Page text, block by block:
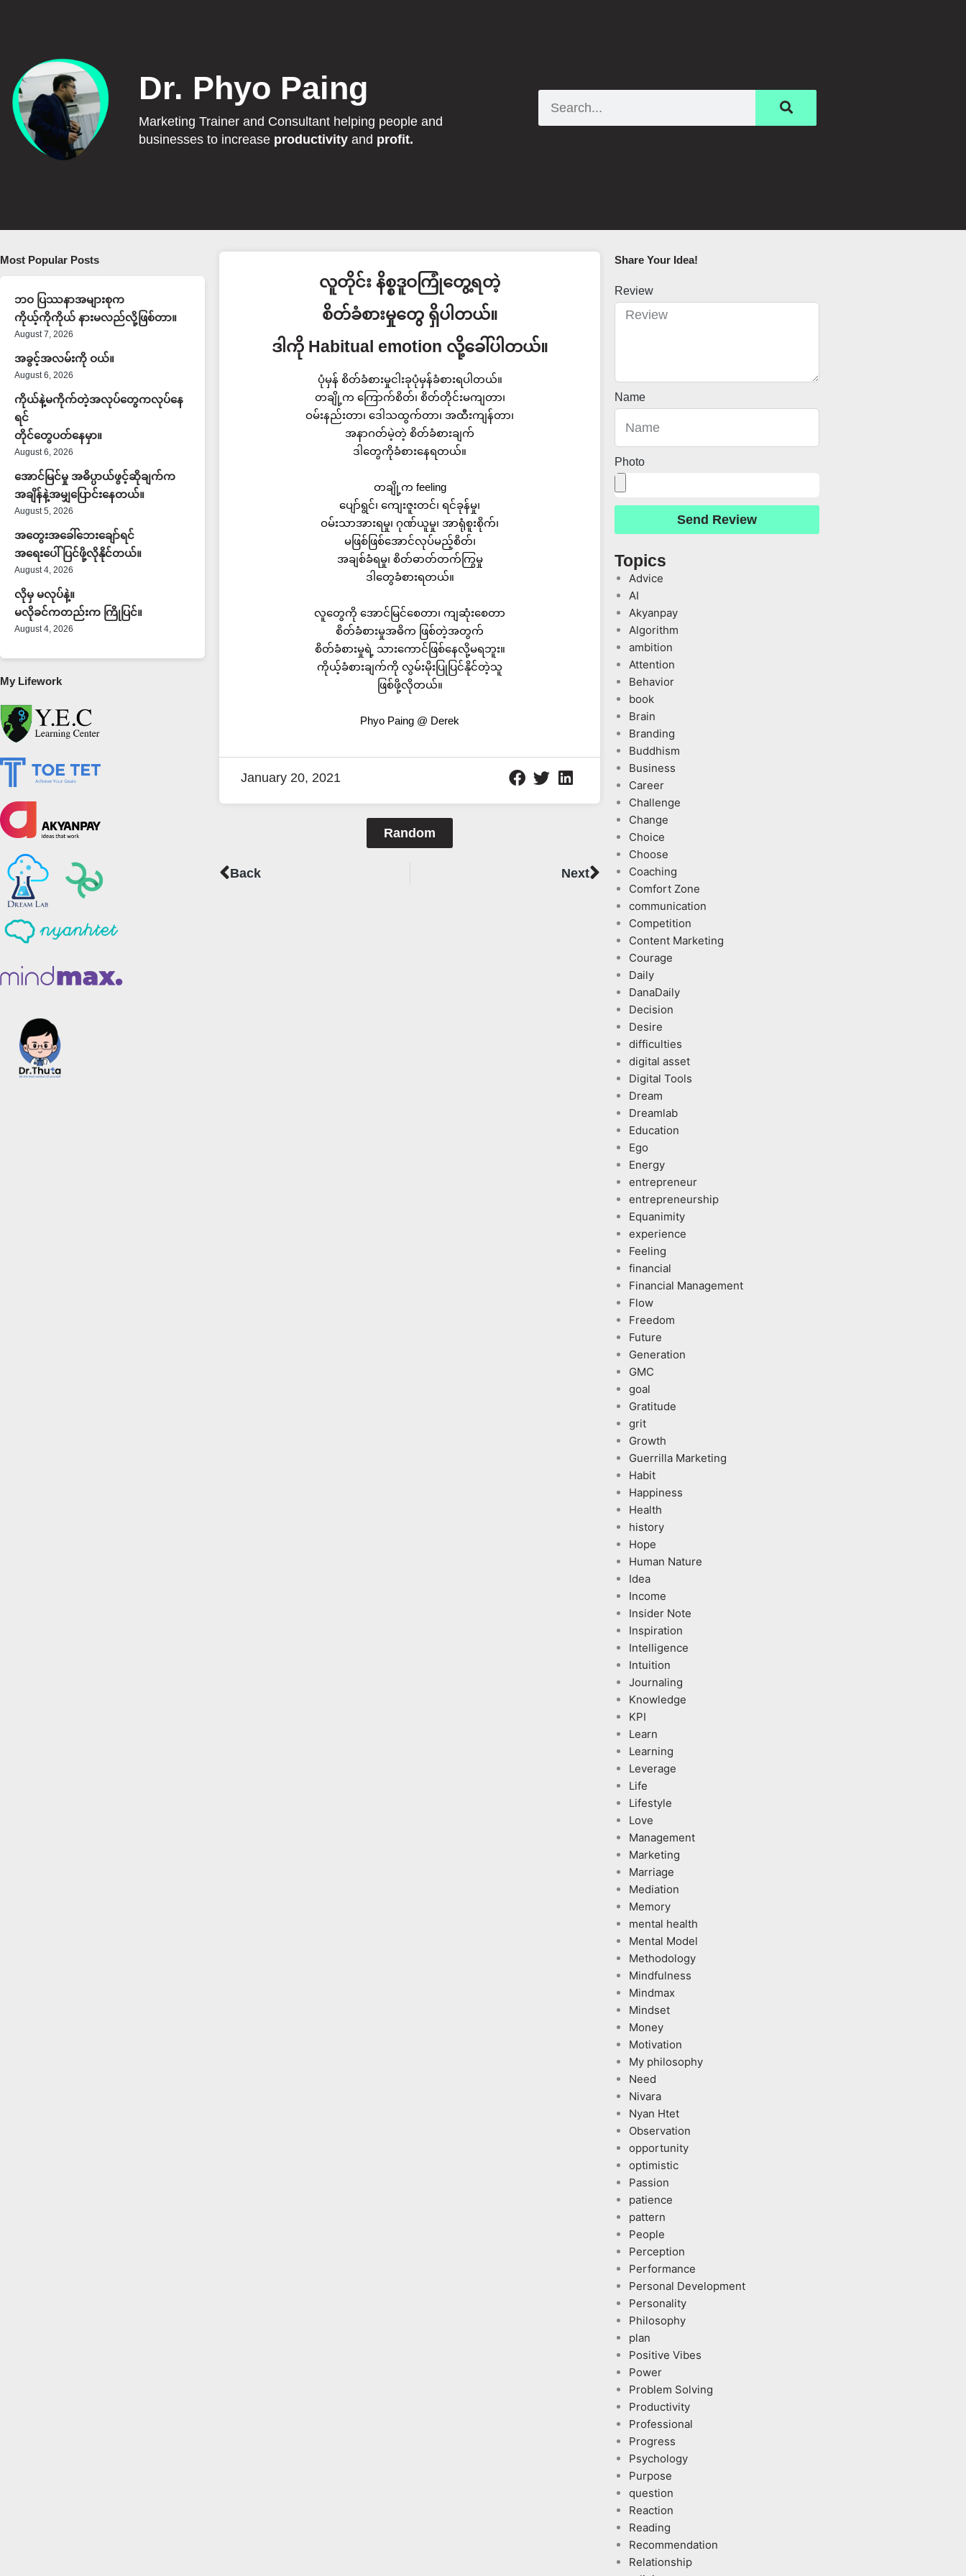
Dr. Phyo Paing
Marketing Trainer and Consultant helping people and
businesses to increase productivityand profit.
Most Popular Posts
ဘဝ ပြဿနာအများစုက
ကိုယ့်ကိုကိုယ် နားမလည်လို့ဖြစ်တာ။
August 7, 2026
အခွင့်အလမ်းကို ဝယ်။
August 6, 2026
ကိုယ်နဲ့မကိုက်တဲ့အလုပ်တွေကလုပ်နေ
ရင်
တိုင်တွေပတ်နေမှာ။
August 6, 2026
အောင်မြင်မှု အဓိပ္ပာယ်ဖွင့်ဆိုချက်က
အချိန်နဲ့အမျှပြောင်းနေတယ်။
August 5, 2026
အတွေးအခေါ်ဘေးချော်ရင်
အရေးပေါ်ပြင်ဖို့လိုနိုင်တယ်။
August 4, 2026
လိုမှ မလုပ်နဲ့။
မလိုခင်ကတည်းက ကြိုပြင်။
August 4, 2026
My Lifework
လူတိုင်း နိစ္စဒူဝကြုံတွေ့ရတဲ့
စိတ်ခံစားမှုတွေ ရှိပါတယ်။
ဒါကို Habitual emotion လို့ခေါ်ပါတယ်။
ပုံမှန် စိတ်ခံစားမှုငါးခုပုံမှန်ခံစားရပါတယ်။
တချို့က ကြောက်စိတ်၊ စိတ်တိုင်းမကျတာ၊
ဝမ်းနည်းတာ၊ ဒေါသထွက်တာ၊ အထီးကျန်တာ၊
အနာဂတ်မဲ့တဲ့ စိတ်ခံစားချက်
ဒါတွေကိုခံစားနေရတယ်။
တချို့က feeling
ပျော်ရွင်၊ ကျေးဇူးတင်၊ ရင်ခုန်မှု၊
ဝမ်းသာအားရမှု၊ ဂုဏ်ယူမှု၊ အာရုံစူးစိုက်၊
မဖြစ်ဖြစ်အောင်လုပ်မည့်စိတ်၊
အချစ်ခံရမှု၊ စိတ်ဓာတ်တက်ကြွမှု
ဒါတွေခံစားရတယ်။
လူတွေကို အောင်မြင်စေတာ၊ ကျဆုံးစေတာ
စိတ်ခံစားမှုအဓိက ဖြစ်တဲ့အတွက်
စိတ်ခံစားမှုရဲ့ သားကောင်ဖြစ်နေလို့မရဘူး။
ကိုယ့်ခံစားချက်ကို လွမ်းမိုးပြုပြင်နိုင်တဲ့သူ
ဖြစ်ဖို့လိုတယ်။
Phyo Paing @ Derek
January 20, 2021
Random
Prev
Back NextNext
Share Your Idea!​
Review
Name
Photo
Send Review
Topics
Advice
AI
Akyanpay
Algorithm
ambition
Attention
Behavior
book
Brain
Branding
Buddhism
Business
Career
Challenge
Change
Choice
Choose
Coaching
Comfort Zone
communication
Competition
Content Marketing
Courage
Daily
DanaDaily
Decision
Desire
difficulties
digital asset
Digital Tools
Dream
Dreamlab
Education
Ego
Energy
entrepreneur
entrepreneurship
Equanimity
experience
Feeling
financial
Financial Management
Flow
Freedom
Future
Generation
GMC
goal
Gratitude
grit
Growth
Guerrilla Marketing
Habit
Happiness
Health
history
Hope
Human Nature
Idea
Income
Insider Note
Inspiration
Intelligence
Intuition
Journaling
Knowledge
KPI
Learn
Learning
Leverage
Life
Lifestyle
Love
Management
Marketing
Marriage
Mediation
Memory
mental health
Mental Model
Methodology
Mindfulness
Mindmax
Mindset
Money
Motivation
My philosophy
Need
Nivara
Nyan Htet
Observation
opportunity
optimistic
Passion
patience
pattern
People
Perception
Performance
Personal Development
Personality
Philosophy
plan
Positive Vibes
Power
Problem Solving
Productivity
Professional
Progress
Psychology
Purpose
question
Reaction
Reading
Recommendation
Relationship